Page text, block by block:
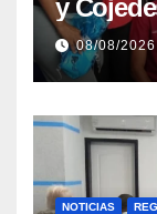
y
Materna
08/08/2026
NOTICIAS